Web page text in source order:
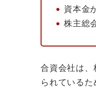
資本金
株主総
合資会社は
られている